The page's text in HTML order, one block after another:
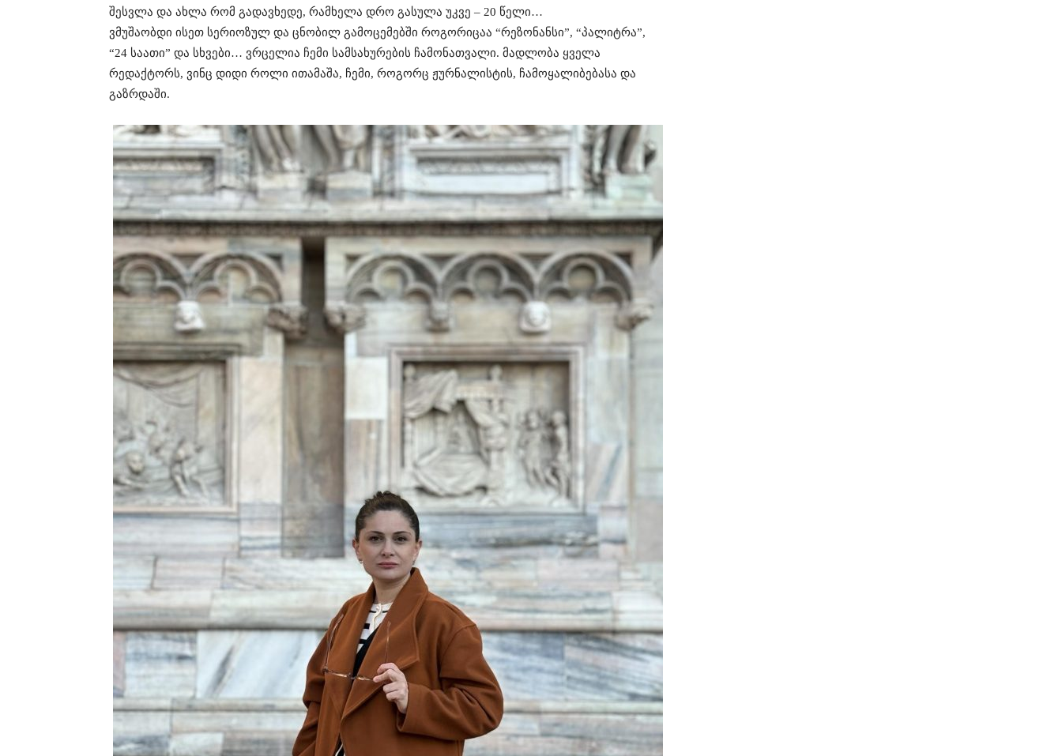
შესვლა და ახლა რომ გადავხედე, რამხელა დრო გასულა უკვე – 20 წელი…
ვმუშაობდი ისეთ სერიოზულ და ცნობილ გამოცემებში როგორიცაა “რეზონანსი”, “პალიტრა”,
“24 საათი” და სხვები… ვრცელია ჩემი სამსახურების ჩამონათვალი. მადლობა ყველა
რედაქტორს, ვინც დიდი როლი ითამაშა, ჩემი, როგორც ჟურნალისტის, ჩამოყალიბებასა და
გაზრდაში.